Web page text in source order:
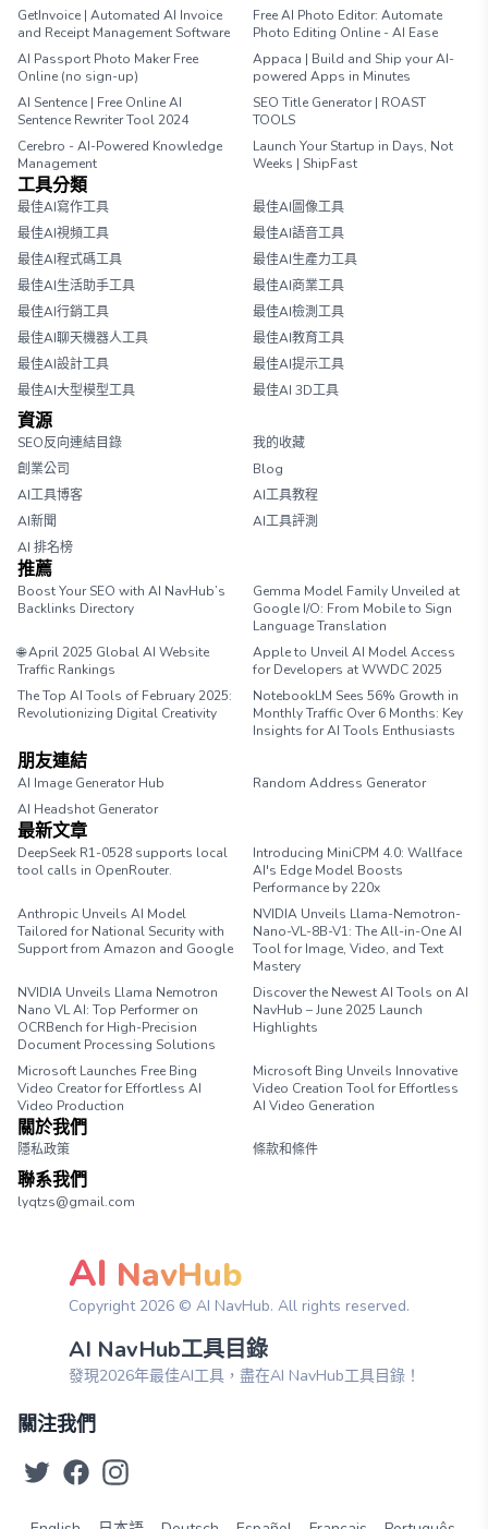
GetInvoice | Automated AI Invoice
and Receipt Management Software
Free AI Photo Editor: Automate
Photo Editing Online - AI Ease
AI Passport Photo Maker Free
Online (no sign-up)
Appaca | Build and Ship your AI-
powered Apps in Minutes
AI Sentence | Free Online AI
Sentence Rewriter Tool 2024
SEO Title Generator | ROAST
TOOLS
Cerebro - AI-Powered Knowledge
Management
Launch Your Startup in Days, Not
Weeks | ShipFast
工具分類
最佳AI寫作工具
最佳AI圖像工具
最佳AI視頻工具
最佳AI語音工具
最佳AI程式碼工具
最佳AI生產力工具
最佳AI生活助手工具
最佳AI商業工具
最佳AI行銷工具
最佳AI檢測工具
最佳AI聊天機器人工具
最佳AI教育工具
最佳AI設計工具
最佳AI提示工具
最佳AI大型模型工具
最佳AI 3D工具
資源
SEO反向連結目錄
我的收藏
創業公司
Blog
AI工具博客
AI工具教程
AI新聞
AI工具評測
AI 排名榜
推薦
Boost Your SEO with AI NavHub’s
Backlinks Directory
Gemma Model Family Unveiled at
Google I/O: From Mobile to Sign
Language Translation
🌐 April 2025 Global AI Website
Traffic Rankings
Apple to Unveil AI Model Access
for Developers at WWDC 2025
The Top AI Tools of February 2025:
Revolutionizing Digital Creativity
NotebookLM Sees 56% Growth in
Monthly Traffic Over 6 Months: Key
Insights for AI Tools Enthusiasts
朋友連結
AI Image Generator Hub
Random Address Generator
AI Headshot Generator
最新文章
DeepSeek R1-0528 supports local
tool calls in OpenRouter.
Introducing MiniCPM 4.0: Wallface
AI's Edge Model Boosts
Performance by 220x
Anthropic Unveils AI Model
Tailored for National Security with
Support from Amazon and Google
NVIDIA Unveils Llama-Nemotron-
Nano-VL-8B-V1: The All-in-One AI
Tool for Image, Video, and Text
Mastery
NVIDIA Unveils Llama Nemotron
Nano VL AI: Top Performer on
OCRBench for High-Precision
Document Processing Solutions
Discover the Newest AI Tools on AI
NavHub – June 2025 Launch
Highlights
Microsoft Launches Free Bing
Video Creator for Effortless AI
Video Production
Microsoft Bing Unveils Innovative
Video Creation Tool for Effortless
AI Video Generation
關於我們
隱私政策 條款和條件
聯系我們
lyqtzs@gmail.com
AI NavHub
Copyright 2026© AI NavHub. All rights reserved.
AI NavHub工具目錄
發現2026年最佳AI工具，盡在AI NavHub工具目錄！
關注我們